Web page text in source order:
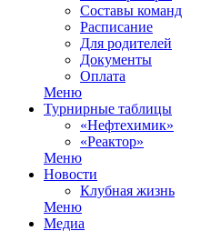
Составы команд
Расписание
Для родителей
Документы
Оплата
Меню
Турнирные таблицы
«Нефтехимик»
«Реактор»
Меню
Новости
Клубная жизнь
Меню
Медиа